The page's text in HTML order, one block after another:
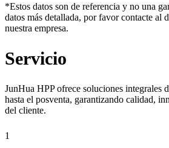
*Estos datos son de referencia y no una
datos más detallada, por favor contacte al
nuestra empresa.
Servicio
JunHua HPP ofrece soluciones integrales
hasta el posventa, garantizando calidad,
del cliente.
1